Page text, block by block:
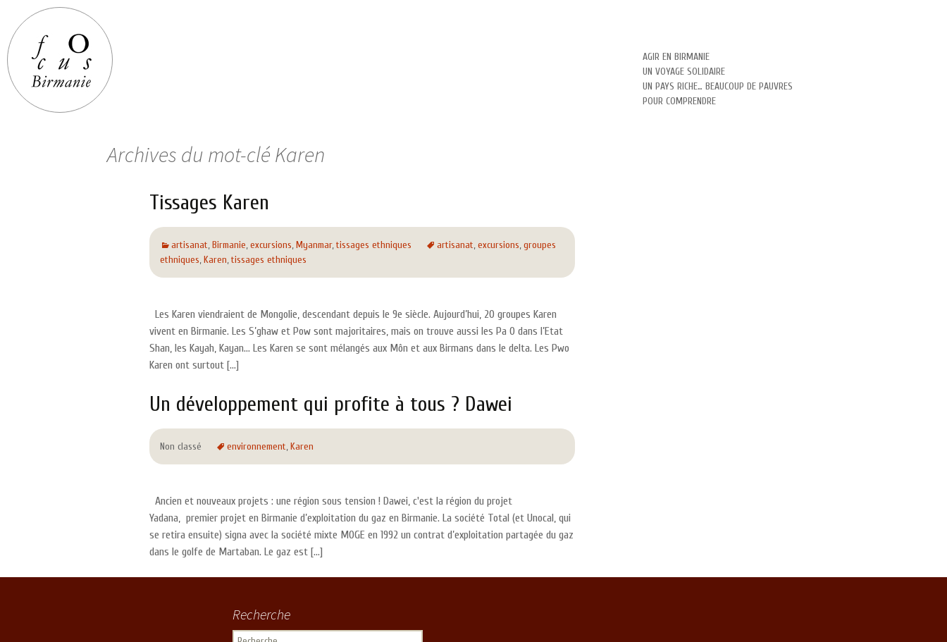
Archives du mot-clé Karen
Tissages Karen
artisanat,Birmanie,excursions,Myanmar,tissages ethniques artisanat,excursions,groupes
ethniques,Karen,tissages ethniques
Les Karen viendraient de Mongolie, descendant depuis le 9e siècle. Aujourd’hui, 20 groupes Karen
vivent en Birmanie. Les S’ghaw et Pow sont majoritaires, mais on trouve aussi les Pa O dans l’Etat
Shan, les Kayah, Kayan… Les Karen se sont mélangés aux Môn et aux Birmans dans le delta. Les Pwo
Karen ont surtout […]
Un développement qui profite à tous ? Dawei
Non classé environnement,Karen
Ancien et nouveaux projets : une région sous tension ! Dawei, c'est la région du projet
Yadana, premier projet en Birmanie d’exploitation du gaz en Birmanie. La société Total (et Unocal, qui
se retira ensuite) signa avec la société mixte MOGE en 1992 un contrat d’exploitation partagée du gaz
dans le golfe de Martaban. Le gaz est [...]
AGIR EN BIRMANIE
UN VOYAGE SOLIDAIRE
UN PAYS RICHE… BEAUCOUP DE PAUVRES
POUR COMPRENDRE
Recherche
Rechercher :